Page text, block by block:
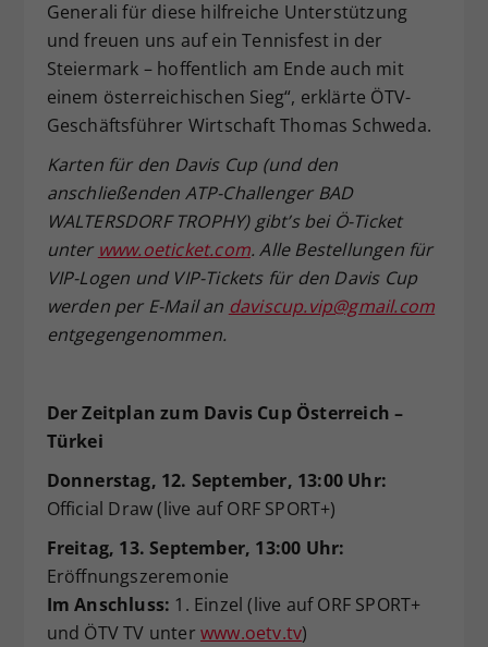
Generali für diese hilfreiche Unterstützung
und freuen uns auf ein Tennisfest in der
Steiermark – hoffentlich am Ende auch mit
einem österreichischen Sieg“, erklärte ÖTV-
Geschäftsführer Wirtschaft Thomas Schweda.
Karten für den Davis Cup (und den
anschließenden ATP-Challenger BAD
WALTERSDORF TROPHY) gibt’s bei Ö-Ticket
unter www.oeticket.com. Alle Bestellungen für
VIP-Logen und VIP-Tickets für den Davis Cup
werden per E-Mail an daviscup.vip@gmail.com
entgegengenommen.
Der Zeitplan zum Davis Cup Österreich –
Türkei
Donnerstag, 12. September, 13:00 Uhr:
Official Draw (live auf ORF SPORT+)
Freitag, 13. September, 13:00 Uhr:
Eröffnungszeremonie
Im Anschluss: 1. Einzel (live auf ORF SPORT+
und ÖTV TV unter www.oetv.tv)